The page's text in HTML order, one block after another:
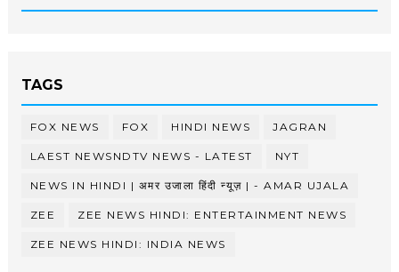
TAGS
FOX NEWS FOX HINDI NEWS JAGRAN
LAEST NEWSNDTV NEWS - LATEST NYT
NEWS IN HINDI | अमर उजाला हिंदी न्यूज़ | - AMAR UJALA
ZEE ZEE NEWS HINDI: ENTERTAINMENT NEWS
ZEE NEWS HINDI: INDIA NEWS